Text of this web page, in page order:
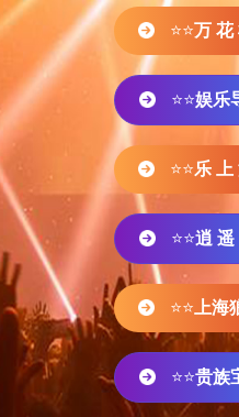
⭐⭐万 花
⭐⭐娱乐
⭐⭐乐 上
⭐⭐逍 遥
⭐⭐ 上海
⭐⭐贵族